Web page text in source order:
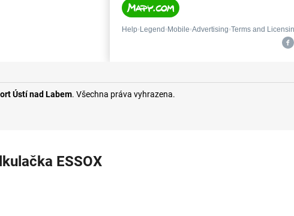
Ústí nad Labem. Všechna práva vyhrazena.
ESSOX